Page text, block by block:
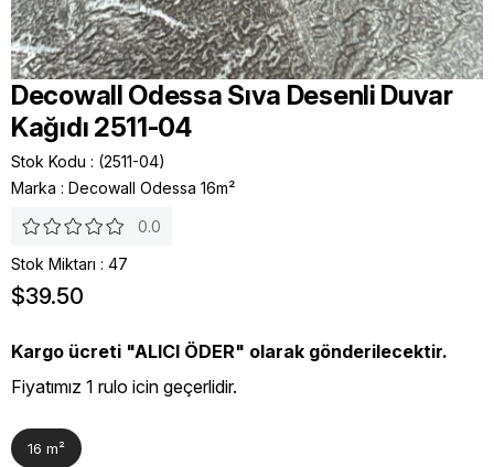
Decowall Odessa Sıva Desenli Duvar
Kağıdı 2511-04
Stok Kodu
(2511-04)
Marka : Decowall Odessa 16m²
0.0
Stok Miktarı : 47
$39.50
Kargo ücreti "ALICI ÖDER" olarak gönderilecektir.
Fiyatımız 1 rulo icin geçerlidir.
16 m²